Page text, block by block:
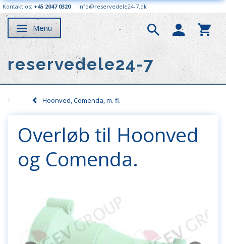
Kontakt os: +45 2047 0320 info@reservedele24-7.dk
Skifte navigation
Menu
reservedele24-7
Hoonved, Comenda, m. fl.
Overløb til Hoonved
og Comenda.